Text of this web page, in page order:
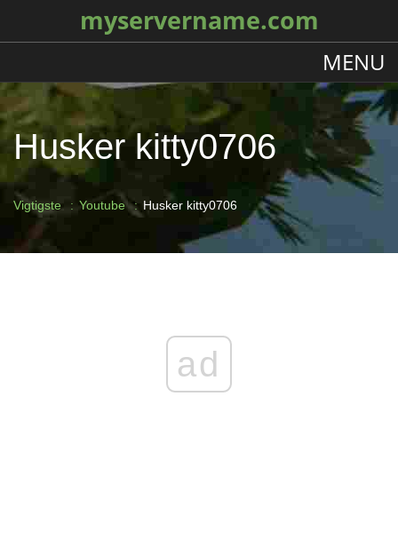
myservername.com
MENU
Husker kitty0706
Vigtigste Youtube Husker kitty0706
ad